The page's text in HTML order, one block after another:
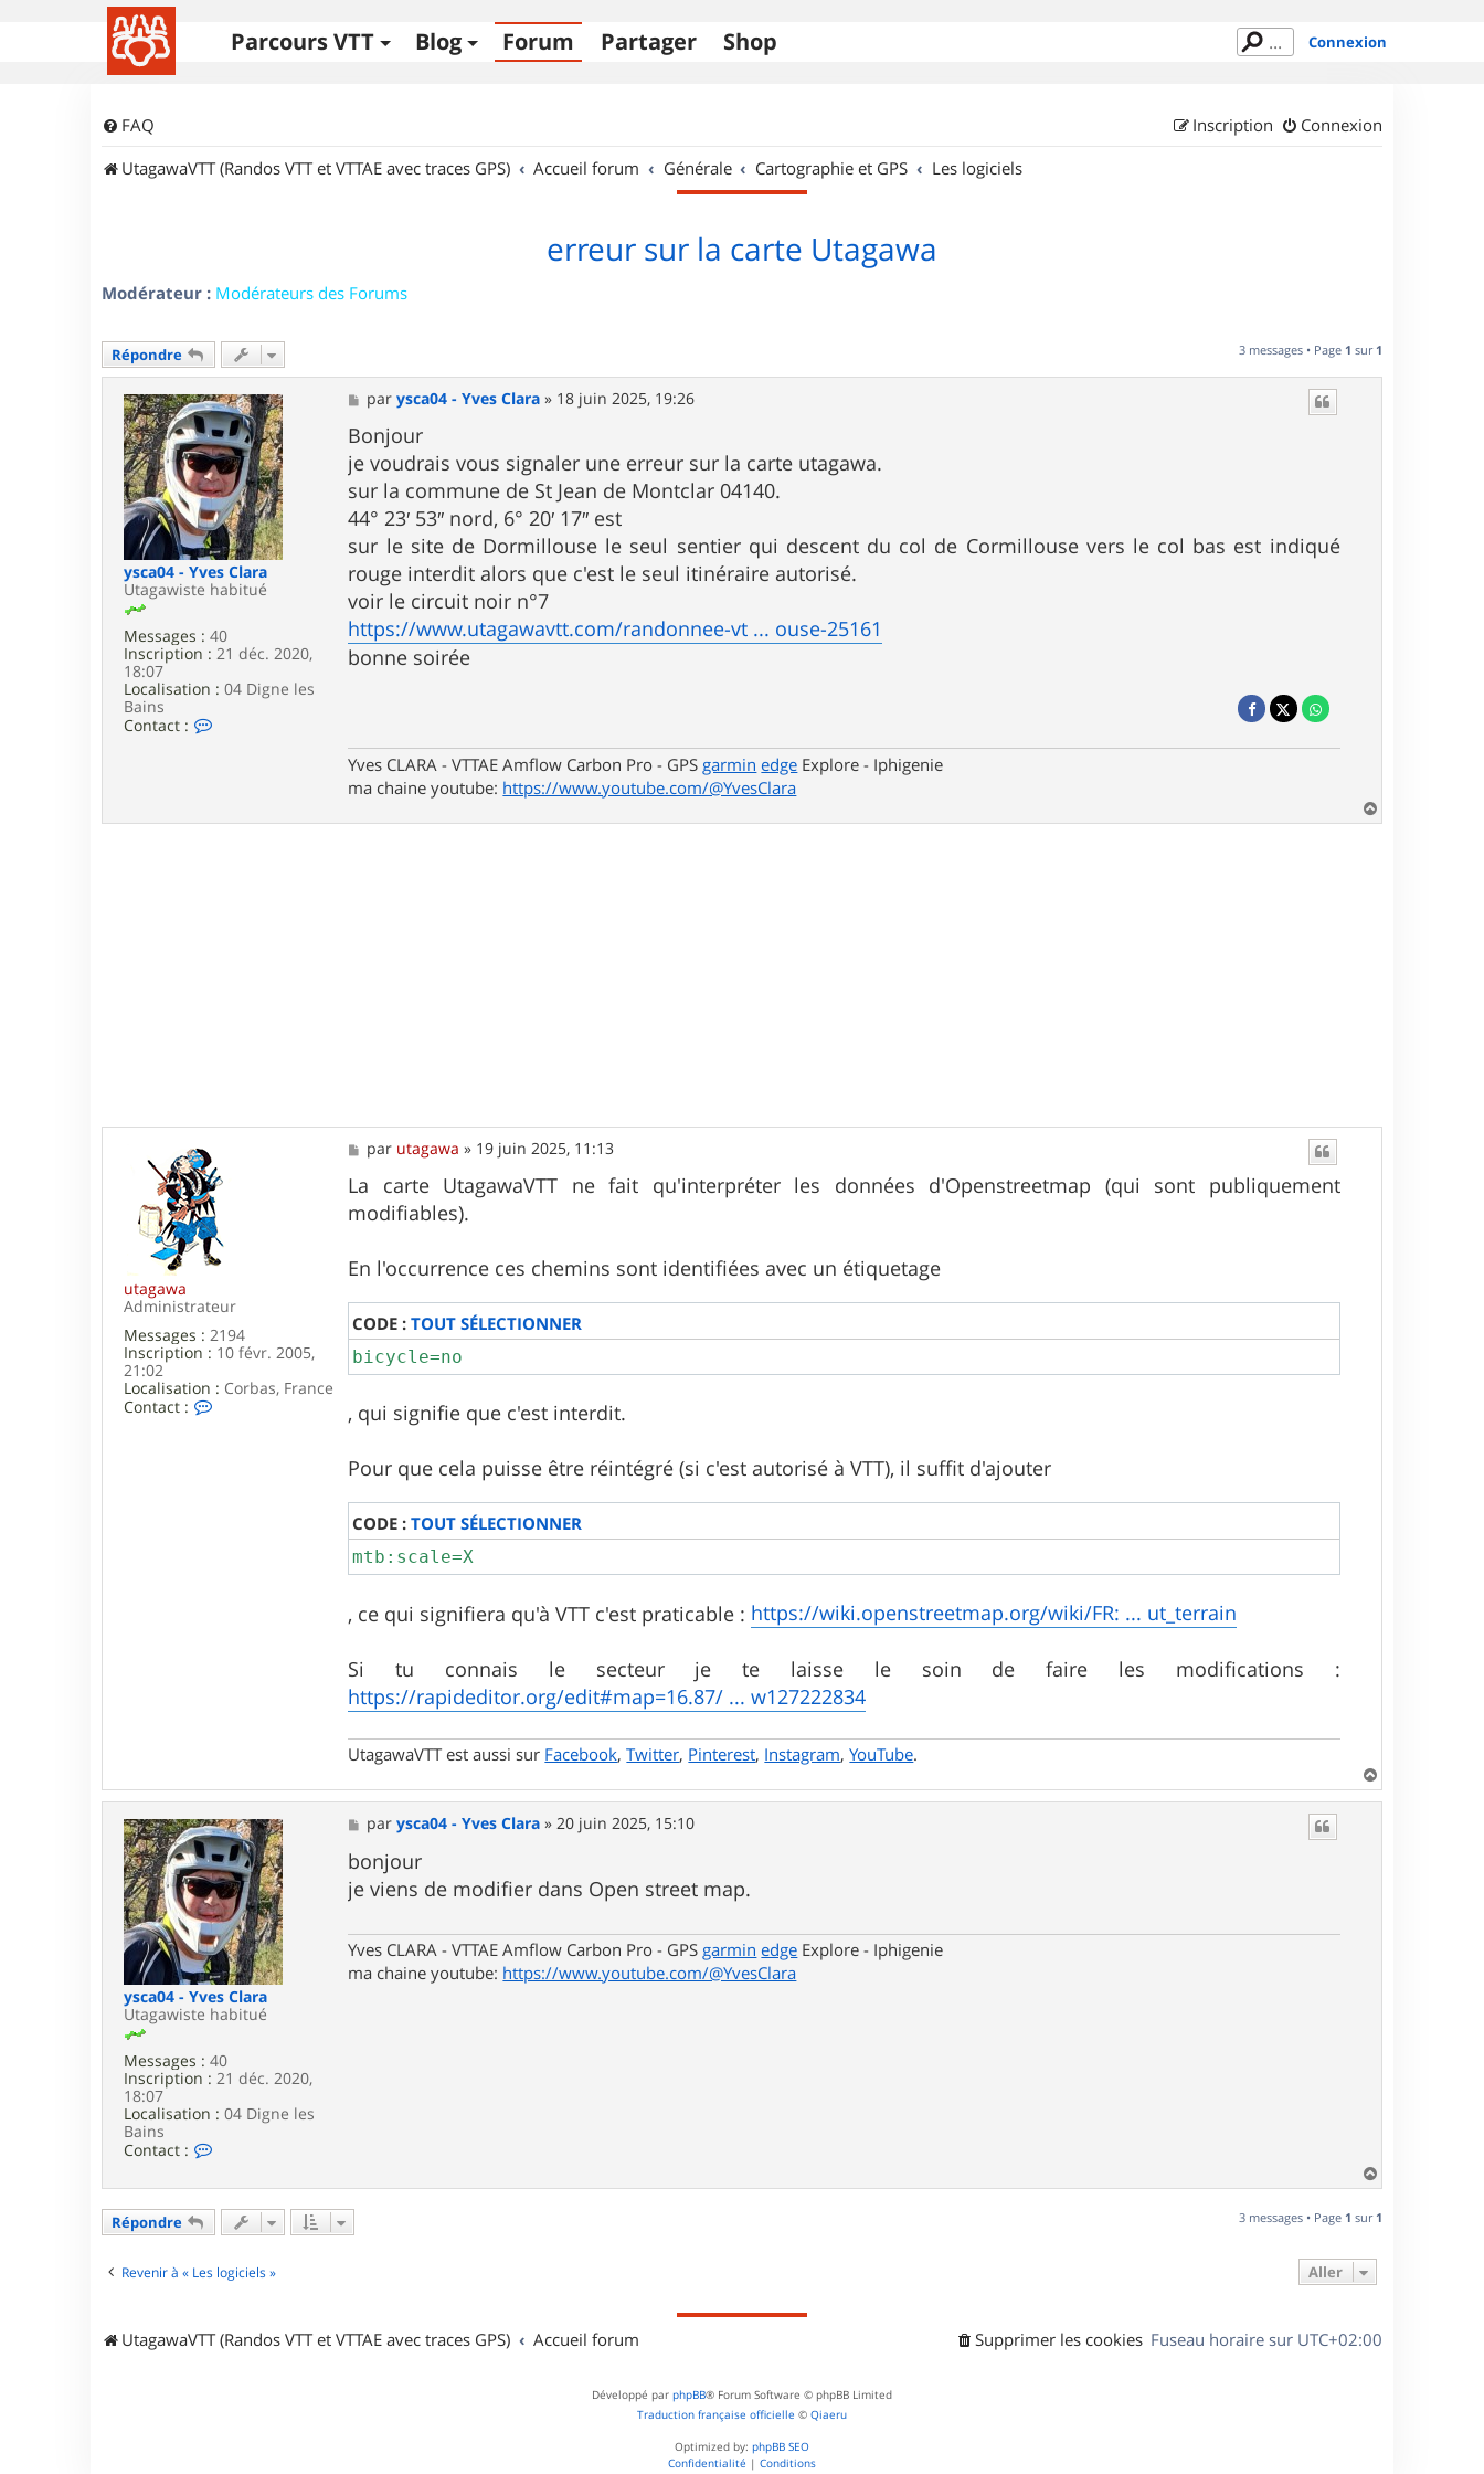
Parcours VTT Blog Forum Partager Shop Connexion
FAQ Connexion
Inscription
UtagawaVTT (Randos VTT et VTTAE avec traces GPS)
Accueil forum Générale Cartographie et GPS Les logiciels
erreur sur la carte Utagawa
Modérateur : Modérateurs des Forums
Répondre 3 messages • Page 1 sur 1
ysca04 - Yves Clara
Utagawiste habitué
Messages : 40
Inscription : 21 déc. 2020,
18:07
Localisation : 04 Digne les
Bains
Contact :
t
r
M
e
s
s
a
g
e
parysca04 - Yves Clara » 18 juin 2025, 19:26
Bonjour
je voudrais vous signaler une erreur sur la carte utagawa.
sur la commune de St Jean de Montclar 04140.
44° 23′ 53″ nord, 6° 20′ 17″ est
sur le site de Dormillouse le seul sentier qui descent du col de Cormillouse vers le col bas est indiqué
rouge interdit alors que c'est le seul itinéraire autorisé.
voir le circuit noir n°7
https://www.utagawavtt.com/randonnee-vt ... ouse-25161
bonne soirée
Yves CLARA - VTTAE Amflow Carbon Pro - GPS garmin edge Explore - Iphigenie
ma chaine youtube: https://www.youtube.com/@YvesClara
a
utagawa
Administrateur
Messages : 2194
Inscription : 10 févr. 2005,
21:02
Localisation : Corbas, France
Contact :
M
e
s
s
a
par utagawa » 19 juin 2025, 11:13
La carte UtagawaVTT ne fait qu'interpréter les données d'Openstreetmap (qui sont publiquement
modifiables).
En l'occurrence ces chemins sont identifiées avec un étiquetage
CODE :TOUT SÉLECTIONNER
bicycle=no
, qui signifie que c'est interdit.
Pour que cela puisse être réintégré (si c'est autorisé à VTT), il suffit d'ajouter
CODE :TOUT SÉLECTIONNER
mtb:scale=X
, ce qui signifiera qu'à VTT c'est praticable : https://wiki.openstreetmap.org/wiki/FR: ... ut_terrain
Si tu connais le secteur je te laisse le soin de faire les modifications :
https://rapideditor.org/edit#map=16.87/ ... w127222834
UtagawaVTT est aussi sur Facebook,Twitter, Pinterest, Instagram,YouTube.
a
ysca04 - Yves Clara
Utagawiste habitué
Messages : 40
Inscription : 21 déc. 2020,
18:07
Localisation : 04 Digne les
Bains
Contact :
c
e
c
M
e
s
s
a
parysca04 - Yves Clara »20 juin 2025, 15:10
bonjour
je viens de modifier dans Open street map.
Yves CLARA - VTTAE Amflow Carbon Pro - GPS garmin edge Explore - Iphigenie
ma chaine youtube: https://www.youtube.com/@YvesClara
a
t
Répondre 3 messages • Page 1 sur 1
Revenir à « Les logiciels » Aller
UtagawaVTT (Randos VTT et VTTAE avec traces GPS) Accueil forum Fuseau horaire sur UTC+02:00
Supprimer les cookies
Développé par phpBB® Forum Software © phpBB Limited
Traduction française officielle © Qiaeru
Optimized by: phpBB SEO
Confidentialité | Conditions